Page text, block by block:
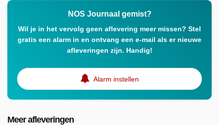
NOS Journaal gemist?
Wil je in het vervolg geen aflevering meer missen? Stel
gratis een alarm in en ontvang een e-mail als er nieuwe
afleveringen zijn. Handig!
Alarm instellen
Meer afleveringen